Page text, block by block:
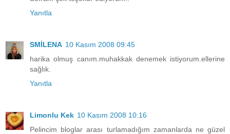
Yanıtla
SMİLENA 10 Kasım 2008 09:45
harika olmuş canım.muhakkak denemek istiyorum.ellerine
sağlık.
Yanıtla
Limonlu Kek 10 Kasım 2008 10:16
Pelincim bloglar arası turlamadığım zamanlarda ne güzel